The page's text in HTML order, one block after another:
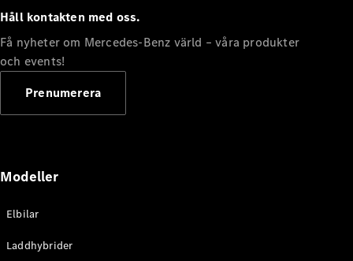
Halvkombi
Konfigurator
Mercedes-
Benz Online
CLE Coupé
Håll kontakten med oss.
Få nyheter om Mercedes-Benz värld – våra produkter
och events!
Prenumerera
Modeller
Elbilar
Laddhybrider